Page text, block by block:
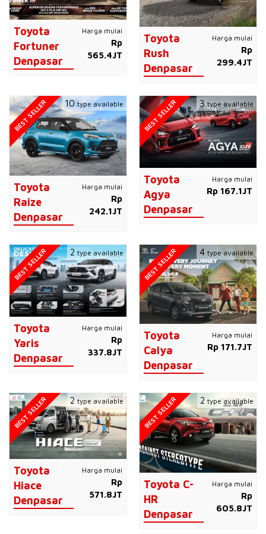
Toyota
Fortuner
Denpasar
Harga mulai
Rp
565.4JT
Toyota
Rush
Denpasar
Harga mulai
Rp
299.4JT
Toyota
Raize
Denpasar
Harga mulai
Rp
242.1JT
BEST SELLER 10 type available
Toyota
Agya
Denpasar
Harga mulai
Rp 167.1JT
BEST SELLER 3type available
Toyota
Yaris
Denpasar
Harga mulai
Rp
337.8JT
BEST SELLER 2type available
Toyota
Calya
Denpasar
Harga mulai
Rp 171.7JT
BEST SELLER 4 type available
Toyota
Hiace
Denpasar
Harga mulai
Rp
571.8JT
BEST SELLER 2type available
Toyota C-
HR
Denpasar
Harga mulai
Rp
605.8JT
BEST SELLER 2 type available